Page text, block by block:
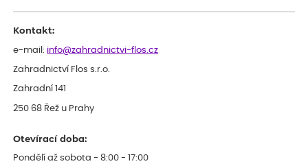
Kontakt:
e-mail: info@zahradnictvi-flos.cz
Zahradnictví Flos s.r.o.
Zahradní 141
250 68 Řež u Prahy
Otevírací doba:
Pondělí až sobota - 8:00 - 17:00